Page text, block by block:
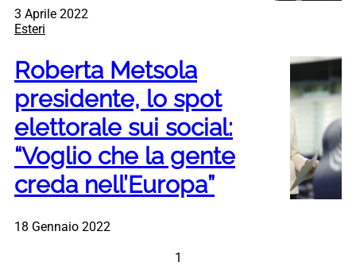
3 Aprile 2022
Esteri
Roberta Metsola
presidente, lo spot
elettorale sui social:
“Voglio che la gente
creda nell’Europa”
18 Gennaio 2022
1